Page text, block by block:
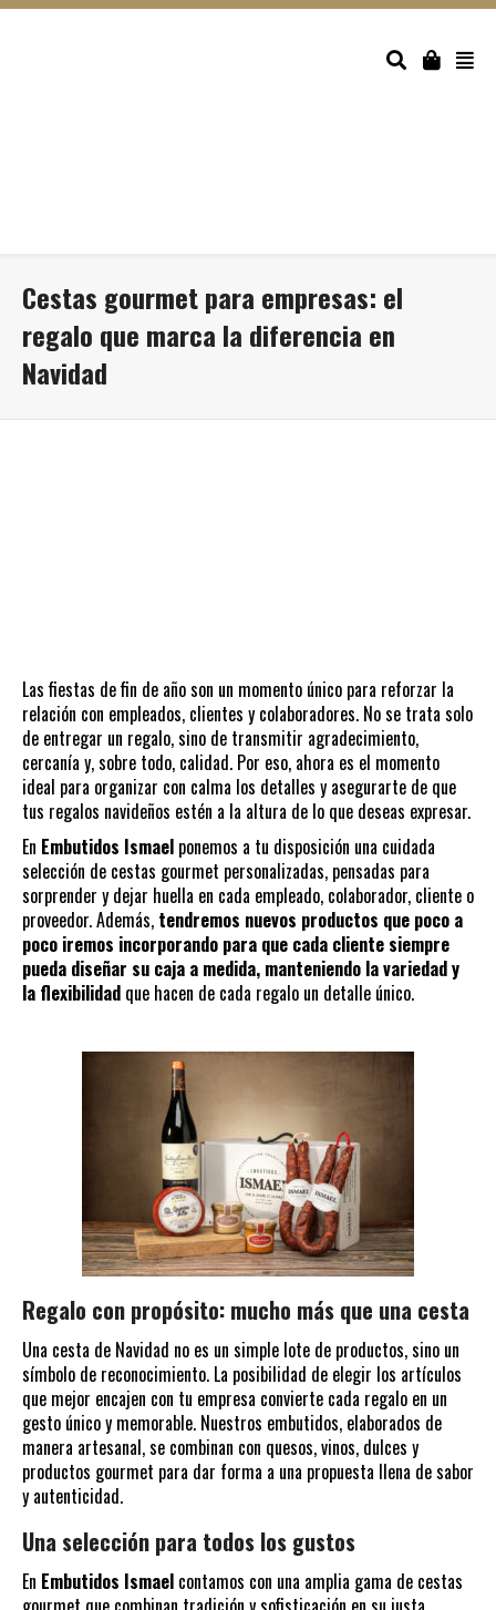
Cestas gourmet para empresas: el
regalo que marca la diferencia en
Navidad
Las fiestas de fin de año son un momento único para reforzar la
relación con empleados, clientes y colaboradores. No se trata solo
de entregar un regalo, sino de transmitir agradecimiento,
cercanía y, sobre todo, calidad. Por eso, ahora es el momento
ideal para organizar con calma los detalles y asegurarte de que
tus regalos navideños estén a la altura de lo que deseas expresar.
En Embutidos Ismael ponemos a tu disposición una cuidada
selección de cestas gourmet personalizadas, pensadas para
sorprender y dejar huella en cada empleado, colaborador, cliente o
proveedor. Además, tendremos nuevos productos que poco a
poco iremos incorporando para que cada cliente siempre
pueda diseñar su caja a medida, manteniendo la variedad y
la flexibilidad que hacen de cada regalo un detalle único.
Regalo con propósito: mucho más que una cesta
Una cesta de Navidad no es un simple lote de productos, sino un
símbolo de reconocimiento. La posibilidad de elegir los artículos
que mejor encajen con tu empresa convierte cada regalo en un
gesto único y memorable. Nuestros embutidos, elaborados de
manera artesanal, se combinan con quesos, vinos, dulces y
productos gourmet para dar forma a una propuesta llena de sabor
y autenticidad.
Una selección para todos los gustos
En Embutidos Ismael contamos con una amplia gama de cestas